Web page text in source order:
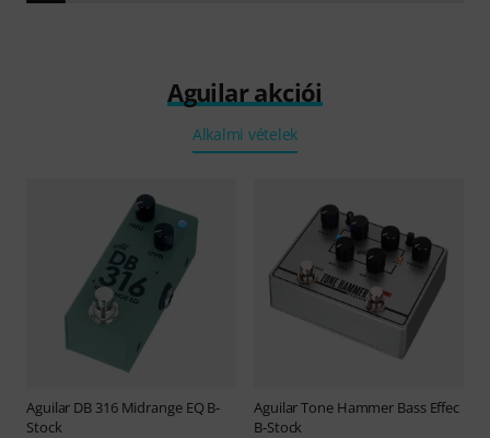
Aguilar akciói
Alkalmi vételek
Aguilar DB 316 Midrange EQ B-
Stock
AguilarTone Hammer Bass Effec
B-Stock